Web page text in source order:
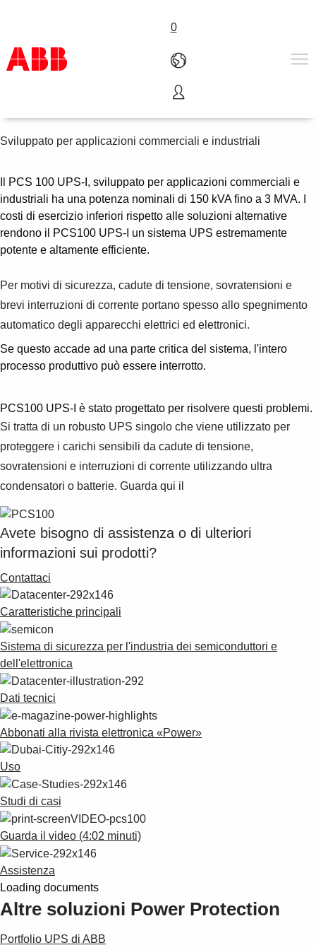
0
Products & Solutions
Services
Where to buy
Contact us
Careers
Products
See more products
Shopping list preview
0
Sviluppato per applicazioni commerciali e industriali
Il PCS 100 UPS-I, sviluppato per applicazioni commerciali e
industriali ha una potenza nominali di 150 kVA fino a 3 MVA. I
costi di esercizio inferiori rispetto alle soluzioni alternative
rendono il PCS100 UPS-I un sistema UPS estremamente
potente e altamente efficiente.
Per motivi di sicurezza, cadute di tensione, sovratensioni e
brevi interruzioni di corrente portano spesso allo spegnimento
automatico degli apparecchi elettrici ed elettronici.
Se questo accade ad una parte critica del sistema, l'intero
processo produttivo può essere interrotto.
PCS100 UPS-I è stato progettato per risolvere questi problemi.
Si tratta di un robusto UPS singolo che viene utilizzato per
proteggere i carichi sensibili da cadute di tensione,
sovratensioni e interruzioni di corrente utilizzando ultra
condensatori o batterie. Guarda qui il
Avete bisogno di assistenza o di ulteriori
informazioni sui prodotti?
Contattaci
Caratteristiche principali
Sistema di sicurezza per l'industria dei semiconduttori e
dell'elettronica
Dati tecnici
Abbonati alla rivista elettronica «Power»
Uso
Studi di casi
Guarda il video (4:02 minuti)
Assistenza
Loading documents
Altre soluzioni Power Protection
Portfolio UPS di ABB